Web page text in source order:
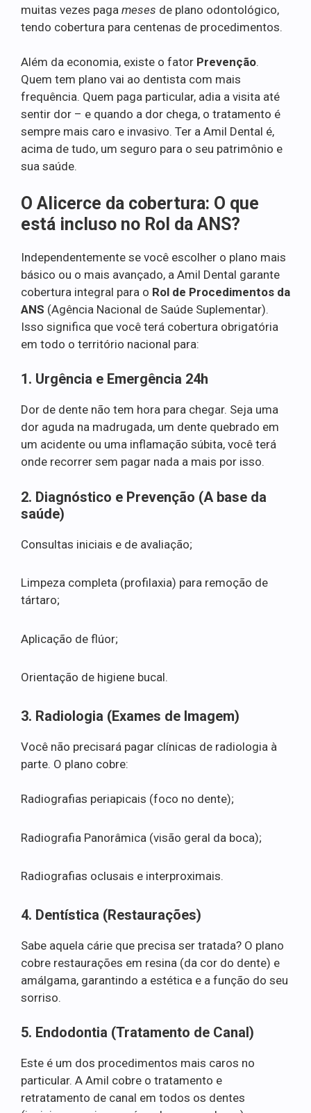
muitas vezes paga meses de plano odontológico,
tendo cobertura para centenas de procedimentos.
Além da economia, existe o fator Prevenção.
Quem tem plano vai ao dentista com mais
frequência. Quem paga particular, adia a visita até
sentir dor – e quando a dor chega, o tratamento é
sempre mais caro e invasivo. Ter a Amil Dental é,
acima de tudo, um seguro para o seu patrimônio e
sua saúde.
O Alicerce da cobertura: O que
está incluso no Rol da ANS?
Independentemente se você escolher o plano mais
básico ou o mais avançado, a Amil Dental garante
cobertura integral para o Rol de Procedimentos da
ANS (Agência Nacional de Saúde Suplementar).
Isso significa que você terá cobertura obrigatória
em todo o território nacional para:
1. Urgência e Emergência 24h
Dor de dente não tem hora para chegar. Seja uma
dor aguda na madrugada, um dente quebrado em
um acidente ou uma inflamação súbita, você terá
onde recorrer sem pagar nada a mais por isso.
2. Diagnóstico e Prevenção (A base da
saúde)
Consultas iniciais e de avaliação;
Limpeza completa (profilaxia) para remoção de
tártaro;
Aplicação de flúor;
Orientação de higiene bucal.
3. Radiologia (Exames de Imagem)
Você não precisará pagar clínicas de radiologia à
parte. O plano cobre:
Radiografias periapicais (foco no dente);
Radiografia Panorâmica (visão geral da boca);
Radiografias oclusais e interproximais.
4. Dentística (Restaurações)
Sabe aquela cárie que precisa ser tratada? O plano
cobre restaurações em resina (da cor do dente) e
amálgama, garantindo a estética e a função do seu
sorriso.
5. Endodontia (Tratamento de Canal)
Este é um dos procedimentos mais caros no
particular. A Amil cobre o tratamento e
retratamento de canal em todos os dentes